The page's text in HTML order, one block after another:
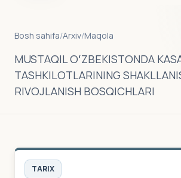
Bosh sahifa/Arxiv/Maqola
MUSTAQIL OʻZBEKISTONDA
TASHKILOTLARINING
RIVOJLANISH BOSQICHLARI
TARIX